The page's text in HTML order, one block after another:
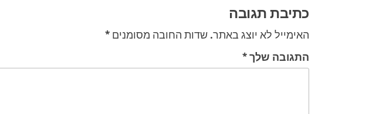
כתיבת תגובה
האימייל לא יוצג באתר. שדות החובה מסומנים *
התגובה שלך*